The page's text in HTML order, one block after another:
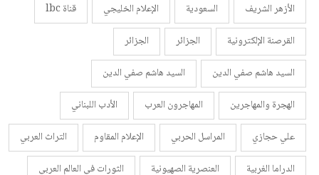
الأزهر الشريف
السعودية الإعلام الخليجي
قناة lbc
القرصنة الإلكترونية
الجزائر
الجزائر
السيد هاشم صفي الدين
السيد هاشم صفي الدين
الهجرة والمهاجرين
المهاجرون العرب
الأدب اللبناني
علي حجازي
المراسل الحربي الإعلام المقاوم
التراث العربي
الدراما الغربية
العنصرية الصهيونية
الثورات في العالم العربي